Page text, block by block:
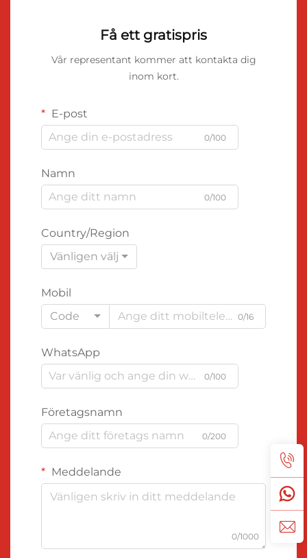
Få ett gratispris
Vår representant kommer att kontakta dig
inom kort.
E-post
0/100
Namn
0/100
Country/Region
Vänligen välj
Mobil
Code
0/16
WhatsApp
0/100
Företagsnamn
0/200
Meddelande
0/1000